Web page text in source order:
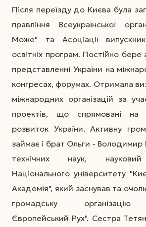
Після переїзду до Києва була
правління Всеукраїнської
Може" та Асоціації
освітніх програм. Постійно бере
представленні України на
конгресах, форумах. Отримала
міжнародних організацій за
проектів, що спрямовані на
розвиток України. Активну
займає і брат Ольги - Володимир
технічних наук, науковий
Національного університету
Академія", який заснував та
громадську організацію
Європейський Рух". Сестра